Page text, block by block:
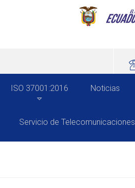
ISO 37001:2016 Noticias
Servicio de Telecomunicaciones